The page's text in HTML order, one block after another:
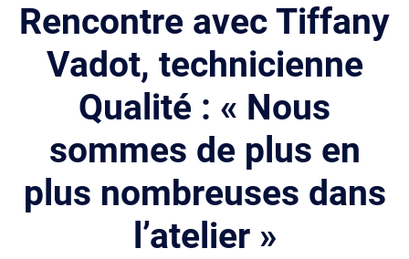
Rencontre avec Tiffany
Vadot, technicienne
Qualité : « Nous
sommes de plus en
plus nombreuses dans
l’atelier »